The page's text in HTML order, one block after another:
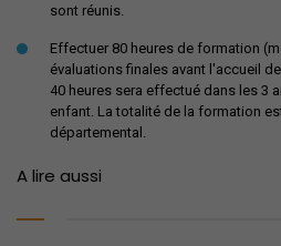
sont réunis.
Effectuer 80 heures de formation
évaluations finales avant l'accueil
40 heures sera effectué dans les 3
enfant. La totalité de la formation
départemental.
A lire aussi